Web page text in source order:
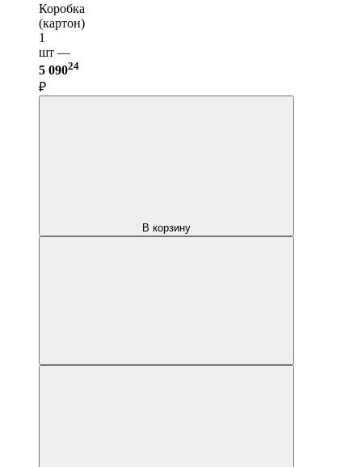
Коробка
(картон)
1
шт —
5 09024
₽
В корзину